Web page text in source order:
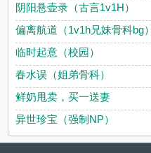
阴阳悬壶录（古言1v1H）
偏离航道（1v1h兄妹骨科bg）
临时起意（校园）
春水误（姐弟骨科）
鲜奶甩卖，买一送妻
异世珍宝（强制NP）